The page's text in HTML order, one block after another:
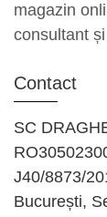
magazin
consultant
Contact
SC
J40/8873/
București,